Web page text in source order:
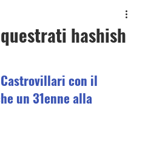
hashish
con il
un 31enne alla